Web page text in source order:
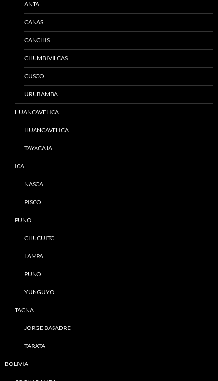
ANTA
CANAS
CANCHIS
CHUMBIVILCAS
CUSCO
URUBAMBA
HUANCAVELICA
HUANCAVELICA
TAYACAJA
ICA
NASCA
PISCO
PUNO
CHUCUITO
LAMPA
PUNO
YUNGUYO
TACNA
JORGE BASADRE
TARATA
BOLIVIA